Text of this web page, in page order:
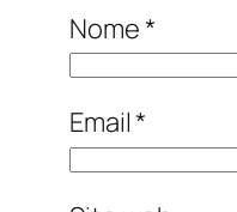
Nome*
Email*